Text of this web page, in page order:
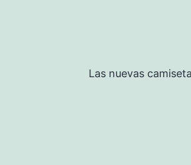
Las nuevas